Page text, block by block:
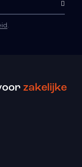
Subscribe
.
zakelijke